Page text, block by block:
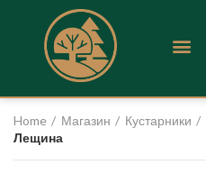
Home Магазин Кустарники
Лещина